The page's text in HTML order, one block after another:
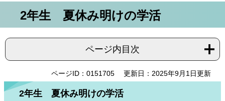
2年生 夏休み明けの学活
ページ内目次
ページID：0151705 更新日：2025年9月1日更新
2年生 夏休み明けの学活